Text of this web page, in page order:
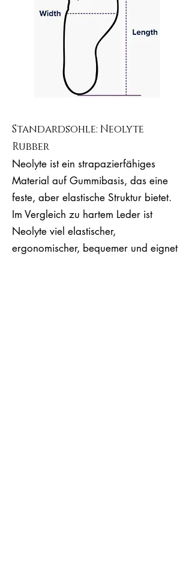
Standardsohle: Neolyte
Rubber
Neolyte ist ein strapazierfähiges
Material auf Gummibasis, das eine
feste, aber elastische Struktur bietet.
Im Vergleich zu hartem Leder ist
Neolyte viel elastischer,
ergonomischer, bequemer und eignet